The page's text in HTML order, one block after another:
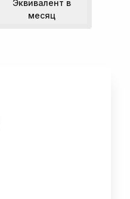
Эквивалент в
месяц